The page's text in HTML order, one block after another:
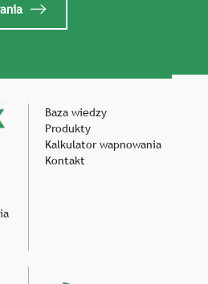
Baza wiedzy
Produkty
Kalkulator wapnowania
Kontakt